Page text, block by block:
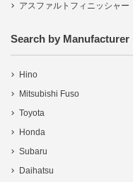
アスファルトフィニッシャー
Search by Manufacturer
Hino
Mitsubishi Fuso
Toyota
Honda
Subaru
Daihatsu